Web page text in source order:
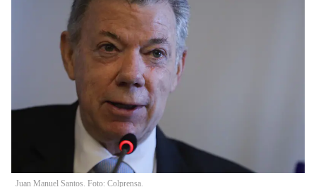
Juan Manuel Santos. Foto: Colprensa.